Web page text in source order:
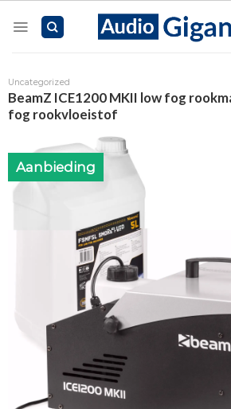
Uncategorized
BeamZ ICE1200 MKII low fog
fog rookvloeistof
Aanbieding